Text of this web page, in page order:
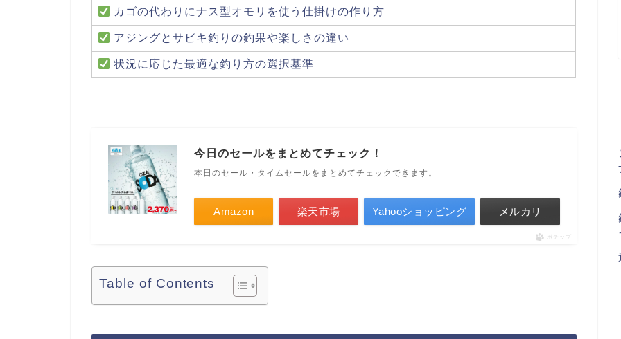
カゴの代わりにナス型オモリを使う仕掛けの作り方
アジングとサビキ釣りの釣果や楽しさの違い
状況に応じた最適な釣り方の選択基準
今日のセールをまとめてチェック！
本日のセール・タイムセールをまとめてチェックできます。
Amazon 楽天市場 Yahooショッピング メルカリ
ポチップ
Table of Contents